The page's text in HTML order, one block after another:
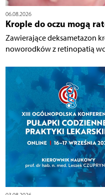
06.08.2026
Krople do oczu mogą
Zawierające deksametazon
noworodków z retinopatią